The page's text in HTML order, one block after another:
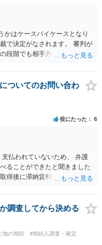
していますので、特に相場
弁護士連合会が設けていた
護士は一定数いると思います
。
かはケースバイケースとなり
で決定がなされます。 審判が
段階でも相手方の連絡が迷惑
ついてのお問い合わ
役にたった 6
払われていないため、 弁護
ることができたと聞きました
得後に滞納賃料回収のため
ません。 残念ながら、事案
なります。
調査してから決める
地の相続
#相続人調査・確定